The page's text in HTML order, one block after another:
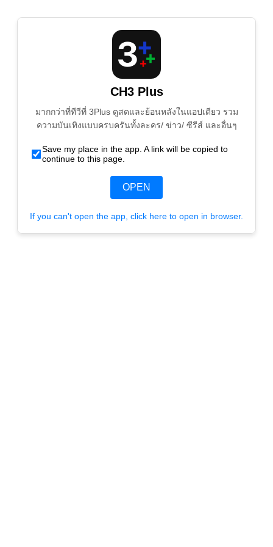
CH3 Plus
มากกว่าที่ทีวีที่ 3Plus ดูสดและย้อนหลังในแอปเดียว รวม
ความบันเทิงแบบครบครันทั้งละคร/ ข่าว/ ซีรีส์ และอื่นๆ
Save my place in the app. A link will be copied to
continue to this page.
OPEN
If you can't open the app, click here to open in browser.